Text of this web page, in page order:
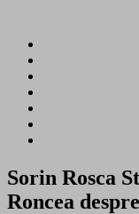
Sorin Rosca
Roncea